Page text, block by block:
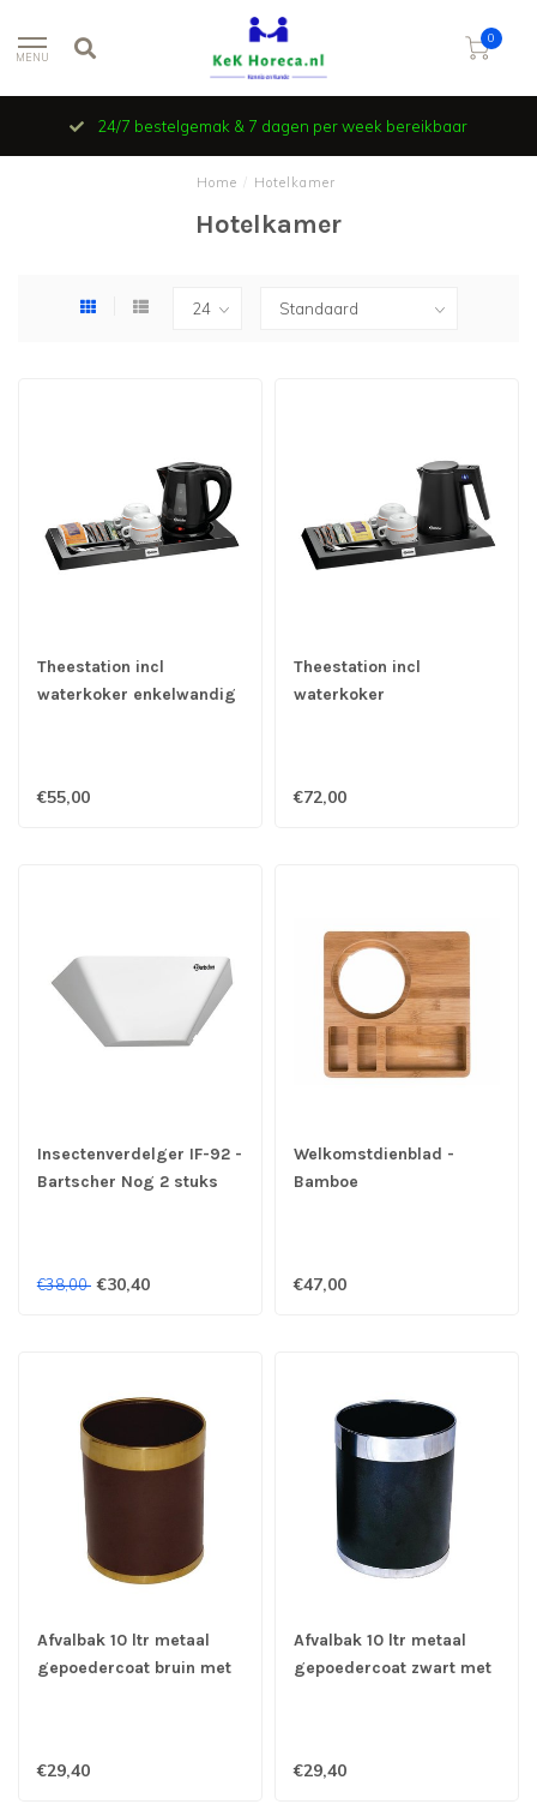
MENU
0
24/7 bestelgemak & 7 dagen per week bereikbaar
Home Hotelkamer
Hotelkamer
Theestation incl
waterkoker enkelwandig
€55,00
Theestation incl
waterkoker
€72,00
Insectenverdelger IF-92 -
Bartscher Nog 2 stuks
€38,00 €30,40
Welkomstdienblad -
Bamboe
€47,00
Afvalbak 10 ltr metaal
gepoedercoat bruin met
€29,40
Afvalbak 10 ltr metaal
gepoedercoat zwart met
€29,40